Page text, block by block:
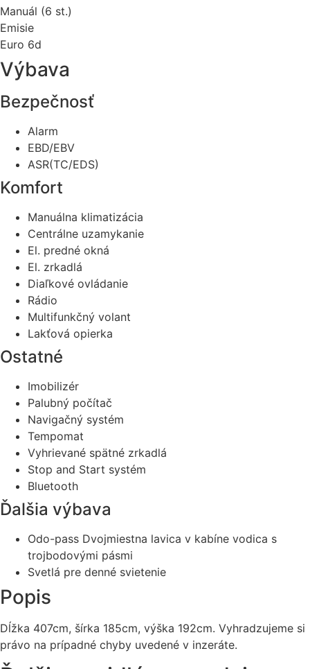
Manuál (6 st.)
Emisie
Euro 6d
Výbava
Bezpečnosť
Alarm
EBD/EBV
ASR(TC/EDS)
Komfort
Manuálna klimatizácia
Centrálne uzamykanie
El. predné okná
El. zrkadlá
Diaľkové ovládanie
Rádio
Multifunkčný volant
Lakťová opierka
Ostatné
Imobilizér
Palubný počítač
Navigačný systém
Tempomat
Vyhrievané spätné zrkadlá
Stop and Start systém
Bluetooth
Ďalšia výbava
Odo-pass Dvojmiestna lavica v kabíne vodica s
trojbodovými pásmi
Svetlá pre denné svietenie
Popis
Dĺžka 407cm, šírka 185cm, výška 192cm. Vyhradzujeme si
právo na prípadné chyby uvedené v inzeráte.